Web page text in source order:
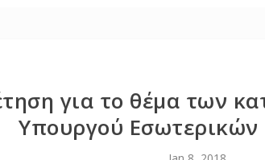
για το θέμα των
Yπουργού Eσωτερικών